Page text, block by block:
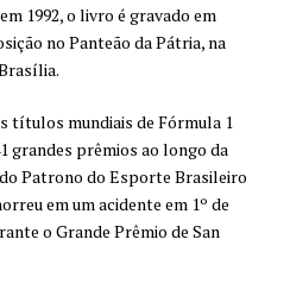
1992, o livro é gravado em
no Panteão da Pátria, na
títulos mundiais de Fórmula 1
grandes prêmios ao longo da
Patrono do Esporte Brasileiro
em um acidente em 1º de
o Grande Prêmio de San